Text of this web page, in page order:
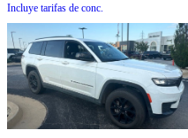
Incluye tarifas de conc.